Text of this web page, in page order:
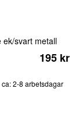
ek/svart metall
195 kr
2-8 arbetsdagar